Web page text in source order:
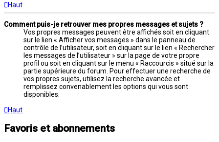
Haut
Comment puis-je retrouver mes propres messages et sujets ?
Vos propres messages peuvent être affichés soit en cliquant
sur le lien « Afficher vos messages » dans le panneau de
contrôle de l’utilisateur, soit en cliquant sur le lien « Rechercher
les messages de l’utilisateur » sur la page de votre propre
profil ou soit en cliquant sur le menu « Raccourcis » situé sur la
partie supérieure du forum. Pour effectuer une recherche de
vos propres sujets, utilisez la recherche avancée et
remplissez convenablement les options qui vous sont
disponibles.
Haut
Favoris et abonnements